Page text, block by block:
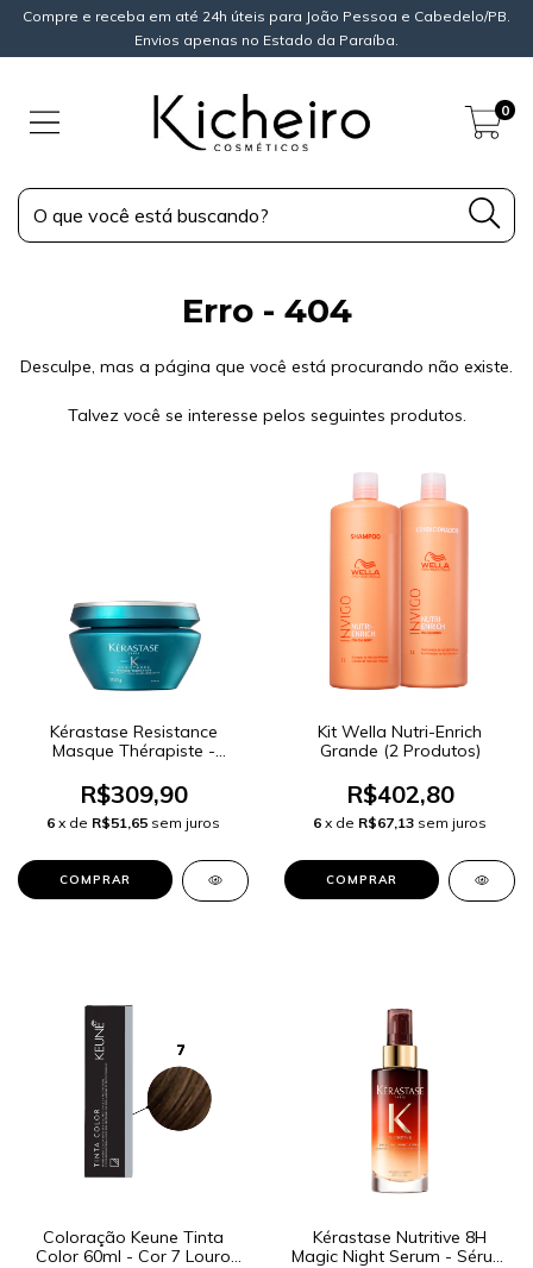
Compre e receba em até 24h úteis para João Pessoa e Cabedelo/PB.
Envios apenas no Estado da Paraíba.
0
Erro - 404
Desculpe, mas a página que você está procurando não existe.
Talvez você se interesse pelos seguintes produtos.
Kérastase Resistance
Masque Thérapiste -
R$309,90
6 x de R$51,65 sem juros
Kit Wella Nutri-Enrich
Grande (2 Produtos)
R$402,80
6 x de R$67,13 sem juros
Coloração Keune Tinta
Color 60ml - Cor 7 Louro
Kérastase Nutritive 8H
Magic Night Serum - Sérum